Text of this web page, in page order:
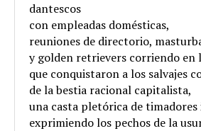
dantescos
con empleadas domésticas,
reuniones de directorio,
y golden retrievers corriendo en
que conquistaron a los salvajes
de la bestia racional capitalista,
una casta pletórica de
exprimiendo los pechos de la